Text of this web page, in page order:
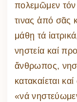
πολεμῶμεν τόν
τινας ἀπό σᾶς
μάθῃ τά
νηστεία καί
ἄνθρωπος,
κατακαίεται
«νά